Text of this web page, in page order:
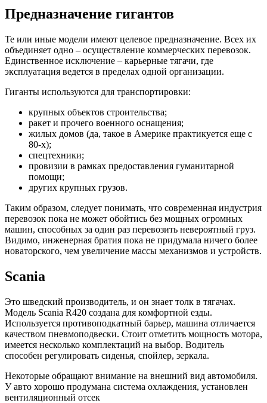
Предназначение гигантов
Те или иные модели имеют целевое предназначение. Всех их
объединяет одно – осуществление коммерческих перевозок.
Единственное исключение – карьерные тягачи, где
эксплуатация ведется в пределах одной организации.
Гиганты используются для транспортировки:
крупных объектов строительства;
ракет и прочего военного оснащения;
жилых домов (да, такое в Америке практикуется еще с
80-х);
спецтехники;
провизии в рамках предоставления гуманитарной
помощи;
других крупных грузов.
Таким образом, следует понимать, что современная индустрия
перевозок пока не может обойтись без мощных огромных
машин, способных за один раз перевозить невероятный груз.
Видимо, инженерная братия пока не придумала ничего более
новаторского, чем увеличение массы механизмов и устройств.
Scania
Это шведский производитель, и он знает толк в тягачах.
Модель Scania R420 создана для комфортной езды.
Используется противоподкатный барьер, машина отличается
качеством пневмоподвески. Стоит отметить мощность мотора,
имеется несколько комплектаций на выбор. Водитель
способен регулировать сиденья, спойлер, зеркала.
Некоторые обращают внимание на внешний вид автомобиля.
У авто хорошо продумана система охлаждения, установлен
вентиляционный отсек